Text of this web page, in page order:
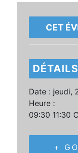
CET
DÉTAILS
Date : jeudi,
Heure :
09:30 11:30
+